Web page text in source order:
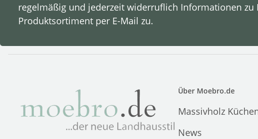
regelmäßig und jederzeit widerruflich Informationen zu
Produktsortiment per E-Mail zu.
Über Moebro.de
Massivholz
News